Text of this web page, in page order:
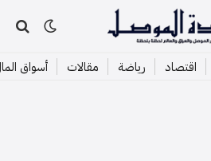
اقتصاد رياضة مقالات أسواق